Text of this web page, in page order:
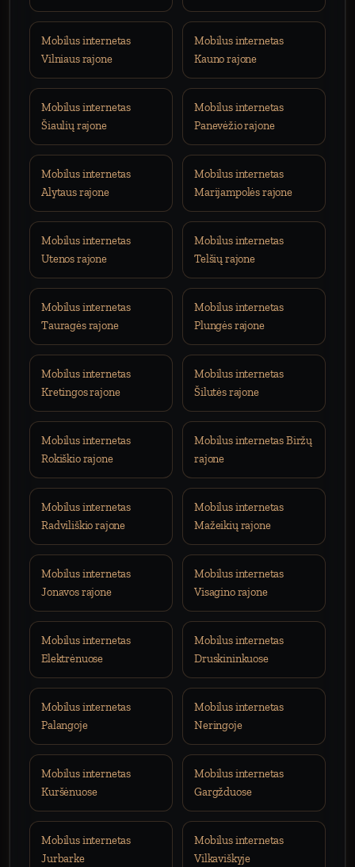
Mobilus internetas
Vilniaus rajone
Mobilus internetas
Kauno rajone
Mobilus internetas
Šiaulių rajone
Mobilus internetas
Panevėžio rajone
Mobilus internetas
Alytaus rajone
Mobilus internetas
Marijampolės rajone
Mobilus internetas
Utenos rajone
Mobilus internetas
Telšių rajone
Mobilus internetas
Tauragės rajone
Mobilus internetas
Plungės rajone
Mobilus internetas
Kretingos rajone
Mobilus internetas
Šilutės rajone
Mobilus internetas
Rokiškio rajone
Mobilus internetas Biržų
rajone
Mobilus internetas
Radviliškio rajone
Mobilus internetas
Mažeikių rajone
Mobilus internetas
Jonavos rajone
Mobilus internetas
Visagino rajone
Mobilus internetas
Elektrėnuose
Mobilus internetas
Druskininkuose
Mobilus internetas
Palangoje
Mobilus internetas
Neringoje
Mobilus internetas
Kuršėnuose
Mobilus internetas
Gargžduose
Mobilus internetas
Jurbarke
Mobilus internetas
Vilkaviškyje